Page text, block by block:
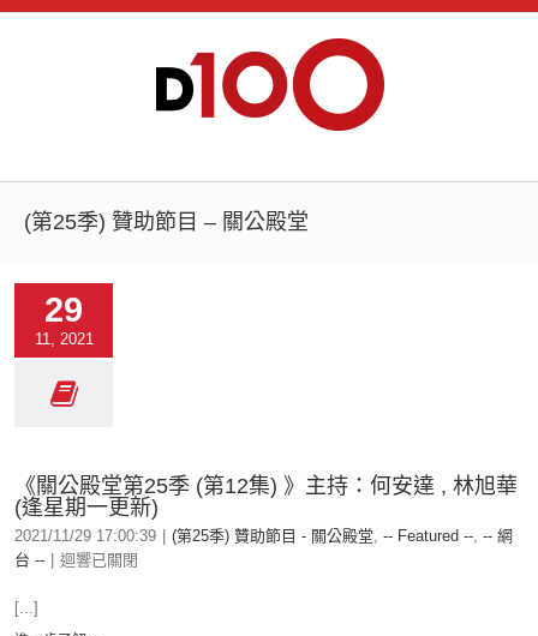
(第25季) 贊助節目 – 關公殿堂
29
11, 2021
《關公殿堂第25季 (第12集) 》主持：何安達 , 林旭華
(逢星期一更新)
2021/11/29 17:00:39 (第25季) 贊助節目 - 關公殿堂, -- Featured --, -- 網
台 --
迴響已關閉
[...]